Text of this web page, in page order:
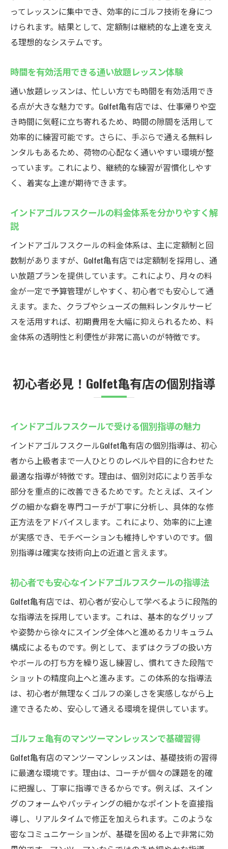
ってレッスンに集中でき、効率的にゴルフ技術を身につ
けられます。結果として、定額制は継続的な上達を支え
る理想的なシステムです。
時間を有効活用できる通い放題レッスン体験
通い放題レッスンは、忙しい方でも時間を有効活用でき
る点が大きな魅力です。Golfet亀有店では、仕事帰りや空
き時間に気軽に立ち寄れるため、時間の隙間を活用して
効率的に練習可能です。さらに、手ぶらで通える無料レ
ンタルもあるため、荷物の心配なく通いやすい環境が整
っています。これにより、継続的な練習が習慣化しやす
く、着実な上達が期待できます。
インドアゴルフスクールの料金体系を分かりやすく解
説
インドアゴルフスクールの料金体系は、主に定額制と回
数制がありますが、Golfet亀有店では定額制を採用し、通
い放題プランを提供しています。これにより、月々の料
金が一定で予算管理がしやすく、初心者でも安心して通
えます。また、クラブやシューズの無料レンタルサービ
スを活用すれば、初期費用を大幅に抑えられるため、料
金体系の透明性と利便性が非常に高いのが特徴です。
初心者必見！Golfet亀有店の個別指導
インドアゴルフスクールで受ける個別指導の魅力
インドアゴルフスクールGolfet亀有店の個別指導は、初心
者から上級者まで一人ひとりのレベルや目的に合わせた
最適な指導が特徴です。理由は、個別対応により苦手な
部分を重点的に改善できるためです。たとえば、スイン
グの細かな癖を専門コーチが丁寧に分析し、具体的な修
正方法をアドバイスします。これにより、効率的に上達
が実感でき、モチベーションも維持しやすいのです。個
別指導は確実な技術向上の近道と言えます。
初心者でも安心なインドアゴルフスクールの指導法
Golfet亀有店では、初心者が安心して学べるように段階的
な指導法を採用しています。これは、基本的なグリップ
や姿勢から徐々にスイング全体へと進めるカリキュラム
構成によるものです。例として、まずはクラブの扱い方
やボールの打ち方を繰り返し練習し、慣れてきた段階で
ショットの精度向上へと進みます。この体系的な指導法
は、初心者が無理なくゴルフの楽しさを実感しながら上
達できるため、安心して通える環境を提供しています。
ゴルフェ亀有のマンツーマンレッスンで基礎習得
Golfet亀有店のマンツーマンレッスンは、基礎技術の習得
に最適な環境です。理由は、コーチが個々の課題を的確
に把握し、丁寧に指導できるからです。例えば、スイン
グのフォームやパッティングの細かなポイントを直接指
導し、リアルタイムで修正を加えられます。このような
密なコミュニケーションが、基礎を固める上で非常に効